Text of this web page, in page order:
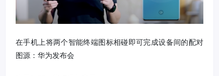
在手机上将两个智能终端图标相碰即可完成设备间的配对
图源：华为发布会